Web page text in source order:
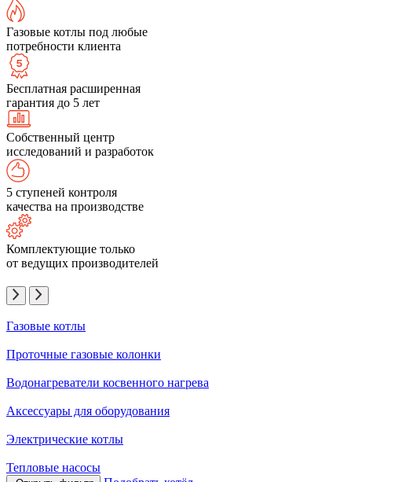
Газовые котлы под любые
потребности клиента
Бесплатная расширенная
гарантия до 5 лет
Собственный центр
исследований и разработок
5 ступеней контроля
качества на производстве
Комплектующие только
от ведущих производителей
Газовые котлы
Проточные газовые колонки
Водонагреватели косвенного нагрева
Аксессуары для оборудования
Электрические котлы
Тепловые насосы